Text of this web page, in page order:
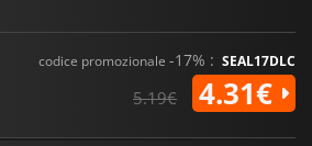
codice promozionale -17% : SEAL17DLC
5.19€ 4.31€